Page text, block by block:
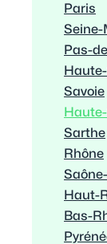
Paris
Pas-
Savoie
Sarthe
Rhône
Haut-
Bas-